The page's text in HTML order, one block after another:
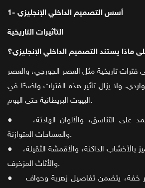
1- أسس التصميم الداخلي الإنجليزي
التأثيرات التاريخية
ماذا يستند التصميم الداخلي الإنجليزي؟
فترات تاريخية مثل العصر الجورجي، والعصر
ولا يزال تأثير هذه الفترات واضحًا في
البيوت البريطانية حتى اليوم.
● التصميم الجورجي: يعتمد على التناسق، والألوان الهادئة،
والمساحات المتوازنة.
● التصميم الفيكتوري: يتميز بالأخشاب الداكنة، والأقمشة الثقيلة،
والأثاث المزخرف.
● التصميم الإدواردي: أكثر خفة، يتضمن تفاصيل زهرية وحواف